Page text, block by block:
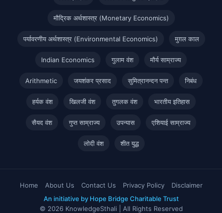
मौद्रिक अर्थशास्त्र (Monetary Economics)
पर्यावरणीय अर्थशास्त्र (Environmental Economics) मुग़ल काल
Indian Economics गुलाम वंश मौर्य साम्राज्य
Arithmetic जयशंकर प्रसाद सुमित्रानन्दन पन्त निबंध
हर्यक वंश खिलजी वंश तुगलक वंश भारतीय इतिहास
सैयद वंश गुप्त साम्राज्य उपन्यास एशियाई साम्राज्य
लोदी वंश शीत युद्ध
Home About Us Contact Us Privacy Policy
Disclaimer
An initiative by Hope Bridge Charitable Trust
© 2026 KnowledgeSthali | All Rights Reserved